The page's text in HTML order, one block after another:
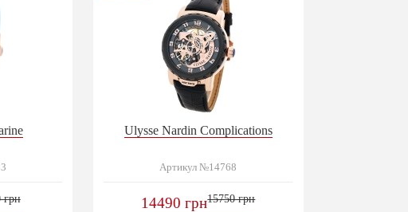
грн
Ulysse Nardin Complications
Артикул №14768
14490 грн15750 грн